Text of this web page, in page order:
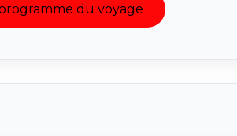
du voyage